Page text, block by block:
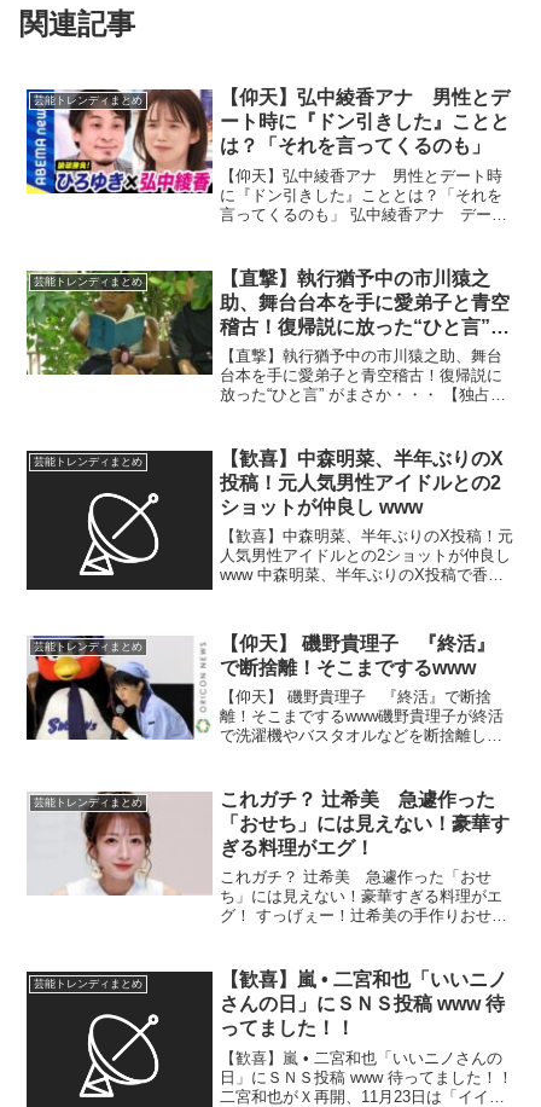
関連記事
芸能トレンディまとめ
【仰天】弘中綾香アナ 男性とデ
ート時に『ドン引きした』ことと
は？「それを言ってくるのも」
【仰天】弘中綾香アナ 男性とデート時
に『ドン引きした』こととは？「それを
言ってくるのも」 弘中綾香アナ デート
テレビ朝日の弘中綾香アナウンサー
（34）が7日放送の同局「...
芸能トレンディまとめ
【直撃】執行猶予中の市川猿之
助、舞台台本を手に愛弟子と青空
稽古！復帰説に放った“ひと言”
がまさか・・・
【直撃】執行猶予中の市川猿之助、舞台
台本を手に愛弟子と青空稽古！復帰説に
放った“ひと言” がまさか・・・ 【独占直
…舞伎の舞台にも立っていた俳優・下村
青さんが、8...
芸能トレンディまとめ
【歓喜】中森明菜、半年ぶりのX
投稿！元人気男性アイドルとの2
ショットが仲良し www
【歓喜】中森明菜、半年ぶりのX投稿！元
人気男性アイドルとの2ショットが仲良し
www 中森明菜、半年ぶりのX投稿で香取
森明菜が24日、Xを更新し、自身の楽曲
「TATTOO」...
芸能トレンディまとめ
【仰天】 磯野貴理子 『終活』
で断捨離！そこまでするwww
【仰天】 磯野貴理子 『終活』で断捨
離！そこまでするwww磯野貴理子が終活
で洗濯機やバスタオルなどを断捨離し、
洗濯機も靴も服もどんどん処分…それで
も捨てられないもの ...
芸能トレンディまとめ
これガチ？ 辻希美 急遽作った
「おせち」には見えない！豪華す
ぎる料理がエグ！
これガチ？ 辻希美 急遽作った「おせ
ち」には見えない！豪華すぎる料理がエ
グ！ すっげぇー！辻希美の手作りおせち
とワイワイ」 俳優の杉浦太陽が元日に
ＳＮＳを更新。辻希美...
芸能トレンディまとめ
【歓喜】嵐 • 二宮和也「いいニノ
さんの日」にＳＮＳ投稿 www 待
ってました！！
【歓喜】嵐 • 二宮和也「いいニノさんの
日」にＳＮＳ投稿 www 待ってました！！
二宮和也がＸ再開、11月23日は「イイニ